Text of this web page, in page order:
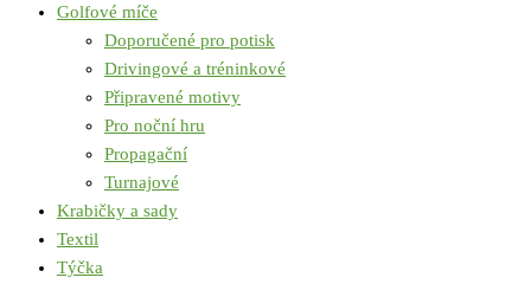
Golfové míče
Doporučené pro potisk
Drivingové a tréninkové
Připravené motivy
Pro noční hru
Propagační
Turnajové
Krabičky a sady
Textil
Týčka